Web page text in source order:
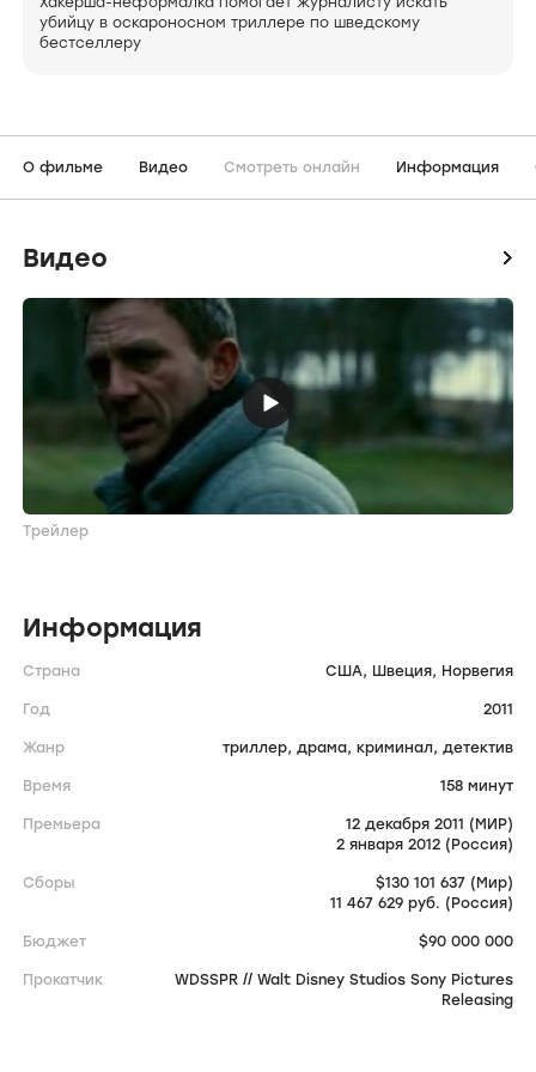
убийцу в оскароносном триллере по шведскому
бестселлеру
О фильме Видео Смотреть онлайн Информация
Видео icon
Трейлер
Информация
Страна США, Швеция, Норвегия
Год 2011
Жанр триллер, драма, криминал, детектив
Время 158 минут
Премьера
12 декабря 2011 (МИР)
2 января 2012 (Россия)
Сборы
$130 101 637 (Мир)
11 467 629 руб. (Россия)
Бюджет $90 000 000
Прокатчик
WDSSPR // Walt Disney Studios Sony Pictures
Releasing